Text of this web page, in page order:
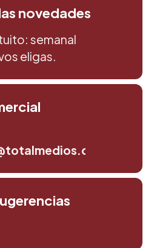
novedades
semanal
eligas.